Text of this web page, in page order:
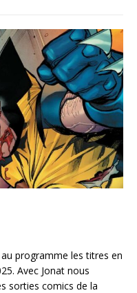
programme les titres en
Avec Jonat nous
sorties comics de la